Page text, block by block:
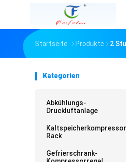
Startseite Produkte 2
Kategorien
Abkühlungs-
Druckluftanlage
Rack
Gefrierschrank-